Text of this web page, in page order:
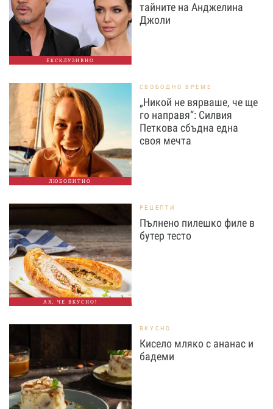
ЕКСКЛУЗИВНО
тайните на Анджелина
Джоли
ЛЮБОПИТНО
СВОБОДНО ВРЕМЕ
„Никой не вярваше, че ще
го направя“: Силвия
Петкова сбъдна една
своя мечта
АХ, ЧЕ ВКУСНО!
РЕЦЕПТИ
Пълнено пилешко филе в
бутер тесто
ВКУСНО
Кисело мляко с ананас и
бадеми